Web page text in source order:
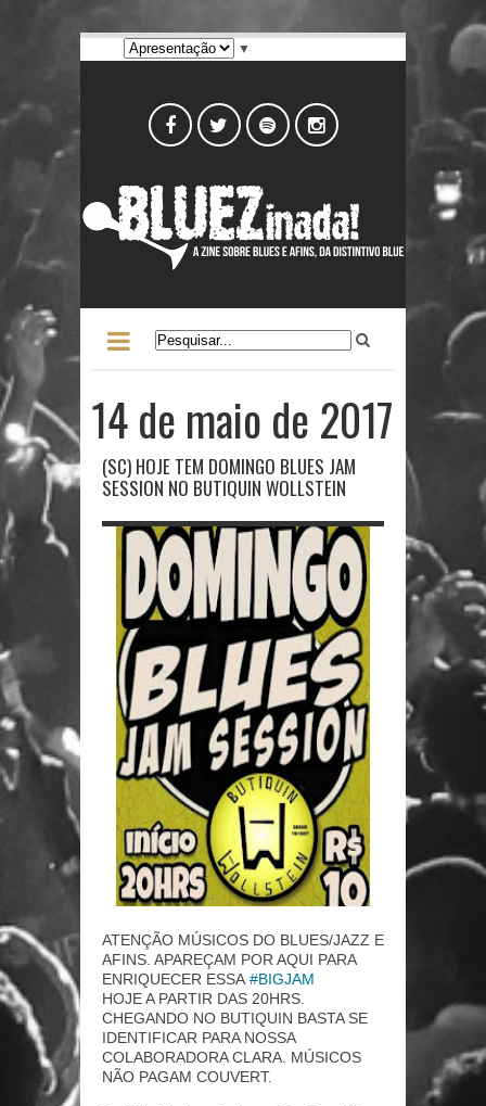
▼
14 de maio de 2017
(SC) HOJE TEM DOMINGO BLUES JAM
SESSION NO BUTIQUIN WOLLSTEIN
ATENÇÃO MÚSICOS DO BLUES/JAZZ E
AFINS. APAREÇAM POR AQUI PARA
ENRIQUECER ESSA #BIGJAM
HOJE A PARTIR DAS 20HRS.
CHEGANDO NO BUTIQUIN BASTA SE
IDENTIFICAR PARA NOSSA
COLABORADORA CLARA. MÚSICOS
NÃO PAGAM COUVERT.